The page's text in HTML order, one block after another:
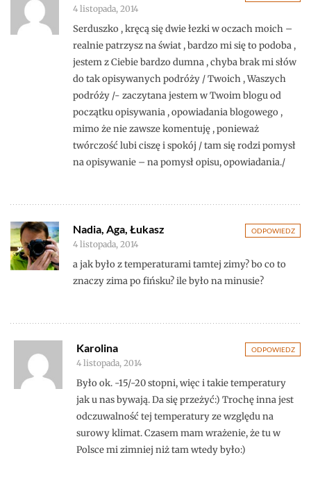
4 listopada, 2014
Serduszko , kręcą się dwie łezki w oczach moich –
realnie patrzysz na świat , bardzo mi się to podoba ,
jestem z Ciebie bardzo dumna , chyba brak mi słów
do tak opisywanych podróży / Twoich , Waszych
podróży /- zaczytana jestem w Twoim blogu od
początku opisywania , opowiadania blogowego ,
mimo że nie zawsze komentuję , ponieważ
twórczość lubi ciszę i spokój / tam się rodzi pomysł
na opisywanie – na pomysł opisu, opowiadania./
ODPOWIEDZ
Nadia, Aga, Łukasz
4 listopada, 2014
a jak było z temperaturami tamtej zimy? bo co to
znaczy zima po fińsku? ile było na minusie?
ODPOWIEDZ
Karolina
4 listopada, 2014
Było ok. -15/-20 stopni, więc i takie temperatury
jak u nas bywają. Da się przeżyć:) Trochę inna jest
odczuwalność tej temperatury ze względu na
surowy klimat. Czasem mam wrażenie, że tu w
Polsce mi zimniej niż tam wtedy było:)